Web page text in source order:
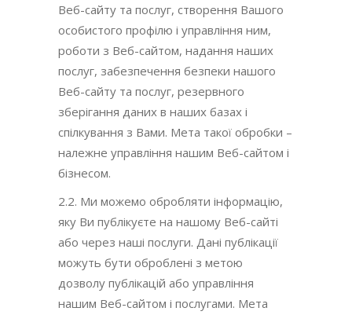
Веб-сайту та послуг, створення Вашого
особистого профілю і управління ним,
роботи з Веб-сайтом, надання наших
послуг, забезпечення безпеки нашого
Веб-сайту та послуг, резервного
зберігання даних в наших базах і
спілкування з Вами. Мета такої обробки –
належне управління нашим Веб-сайтом і
бізнесом.
2.2. Ми можемо обробляти інформацію,
яку Ви публікуєте на нашому Веб-сайті
або через наші послуги. Дані публікації
можуть бути оброблені з метою
дозволу публікацій або управління
нашим Веб-сайтом і послугами. Мета